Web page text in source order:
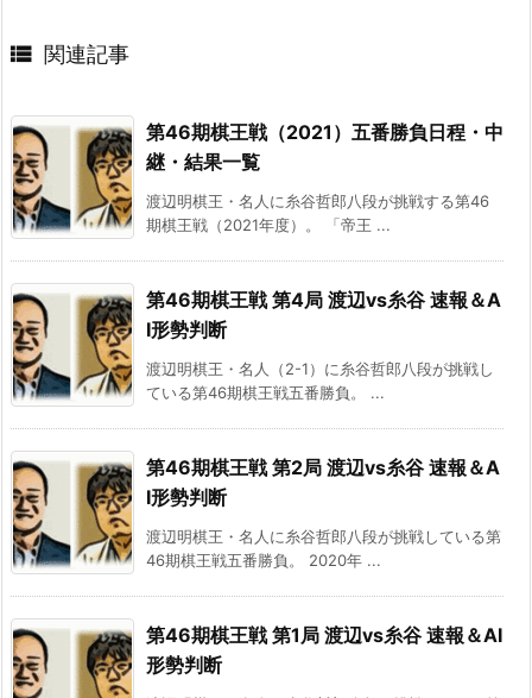
 関連記事
第46期棋王戦（2021）五番勝負日程・中
継・結果一覧
渡辺明棋王・名人に糸谷哲郎八段が挑戦する第46
期棋王戦（2021年度）。 「帝王 ...
第46期棋王戦 第4局 渡辺vs糸谷 速報＆A
I形勢判断
渡辺明棋王・名人（2-1）に糸谷哲郎八段が挑戦し
ている第46期棋王戦五番勝負。 ...
第46期棋王戦 第2局 渡辺vs糸谷 速報＆A
I形勢判断
渡辺明棋王・名人に糸谷哲郎八段が挑戦している第
46期棋王戦五番勝負。 2020年 ...
第46期棋王戦 第1局 渡辺vs糸谷 速報＆AI
形勢判断